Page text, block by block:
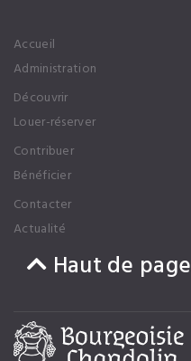
Accueil
Administration
Découvrir
Louer-réserver
Contribuer
Bénéficier
Contacter
Actualité
Haut de page